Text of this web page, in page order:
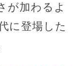
が加わるよ
に登場した